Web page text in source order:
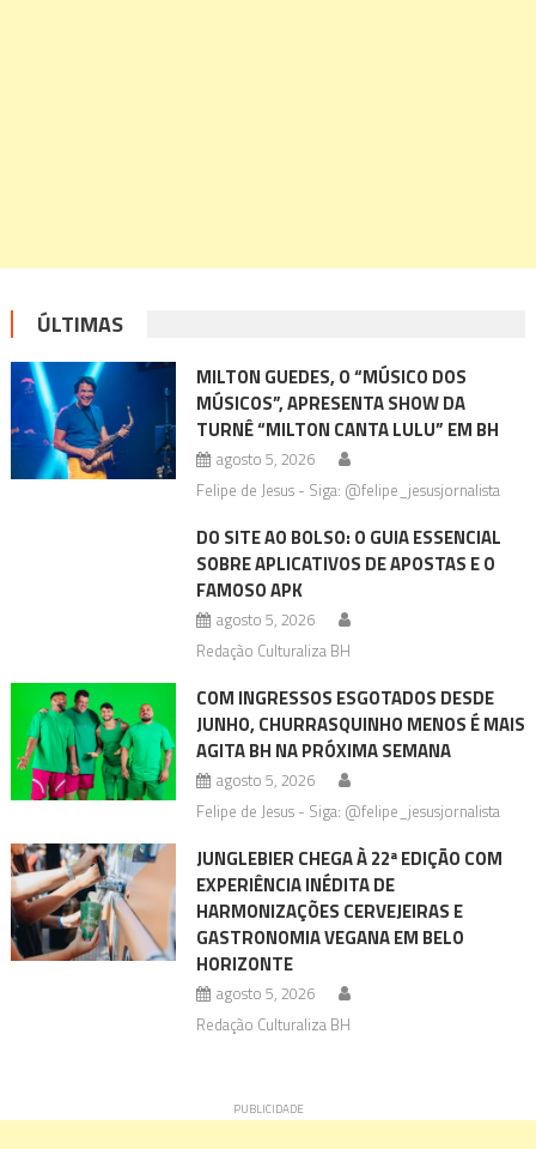
ÚLTIMAS
MILTON GUEDES, O “MÚSICO DOS
MÚSICOS”, APRESENTA SHOW DA
TURNÊ “MILTON CANTA LULU” EM BH
agosto 5, 2026
Felipe de Jesus - Siga: @felipe_jesusjornalista
DO SITE AO BOLSO: O GUIA ESSENCIAL
SOBRE APLICATIVOS DE APOSTAS E O
FAMOSO APK
agosto 5, 2026
Redação Culturaliza BH
COM INGRESSOS ESGOTADOS DESDE
JUNHO, CHURRASQUINHO MENOS É MAIS
AGITA BH NA PRÓXIMA SEMANA
agosto 5, 2026
Felipe de Jesus - Siga: @felipe_jesusjornalista
JUNGLEBIER CHEGA À 22ª EDIÇÃO COM
EXPERIÊNCIA INÉDITA DE
HARMONIZAÇÕES CERVEJEIRAS E
GASTRONOMIA VEGANA EM BELO
HORIZONTE
agosto 5, 2026
Redação Culturaliza BH